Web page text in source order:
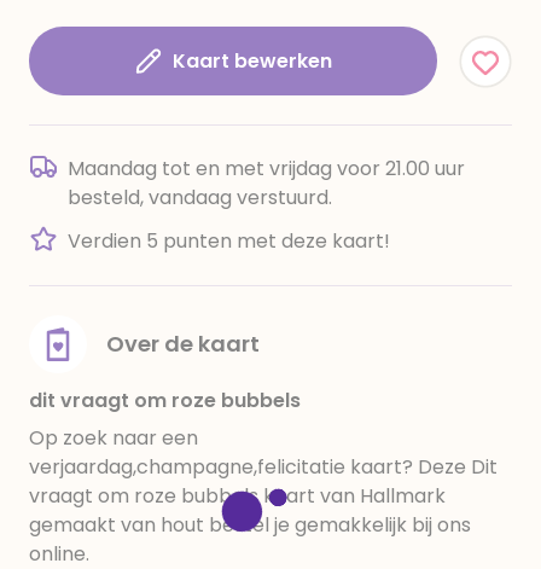
Kaart bewerken
Maandag tot en met vrijdag voor 21.00 uur
besteld, vandaag verstuurd.
Verdien 5 punten met deze kaart!
Over de kaart
dit vraagt om roze bubbels
Op zoek naar een
verjaardag,champagne,felicitatie kaart? Deze Dit
vraagt om roze bubbels kaart van Hallmark
gemaakt van hout bestel je gemakkelijk bij ons
online.